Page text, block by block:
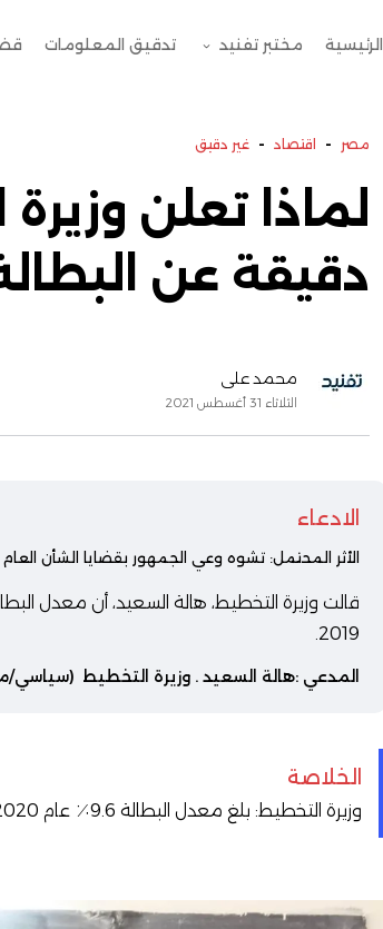
الرئيسية مختبر تفنيد تدقيق المعلومات
مصر - اقتصاد - غير دقيق
لماذا تعلن
دقيقة عن
محمد علي
الثلاثاء 31 أغسطس 2021
الادعاء
الأثر المحتمل: تشوه وعي الجمهور بقضايا الشأن العام
2019.
المدعي :هالة السعيد . وزيرة التخطيط (سياسي/
الخلاصة
وزيرة التخطيط: بلغ معدل البطالة 9.6٪ عام 2019/2020، بينما بلغت نسبة الأمية 18.9% عام 2019.